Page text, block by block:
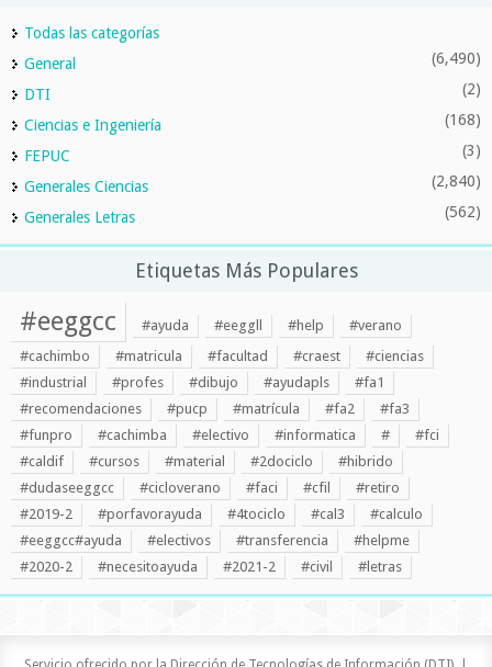
Todas las categorías
General
(6,490)
DTI (2)
Ciencias e Ingeniería (168)
FEPUC (3)
Generales Ciencias (2,840)
Generales Letras (562)
Etiquetas Más Populares
#eeggcc #ayuda #eeggll #help
#verano
#cachimbo
#matricula #facultad #craest
#ciencias
#industrial
#profes #dibujo #ayudapls
#fa1
#recomendaciones
#pucp #matrícula #fa2
#fa3
#funpro
#cachimba #electivo #informatica #
#fci
#caldif
#cursos #material #2dociclo
#hibrido
#dudaseeggcc
#cicloverano #faci #cfil
#retiro
#2019-2
#porfavorayuda #4tociclo #cal3
#calculo
#eeggcc#ayuda
#electivos #transferencia
#helpme
#2020-2
#necesitoayuda #2021-2 #civil #letras